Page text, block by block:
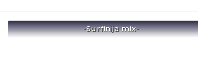
-Surfinija mix-